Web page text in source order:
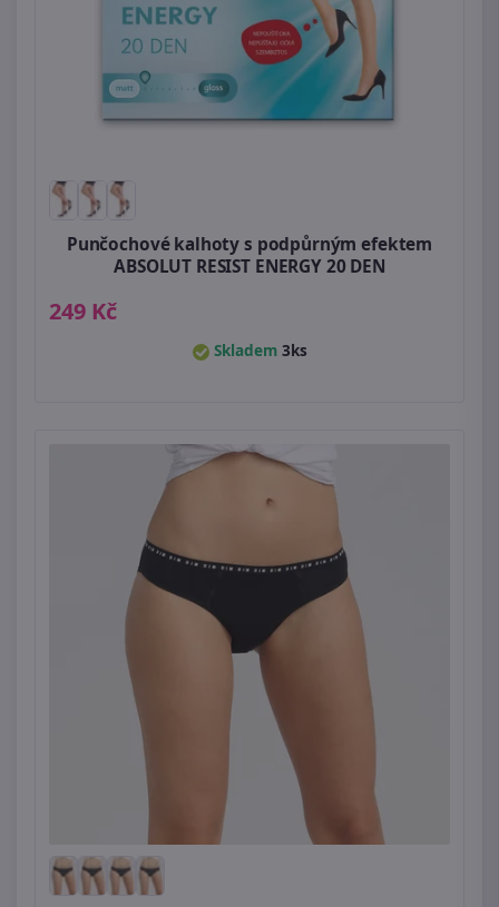
Punčochové kalhoty s podpůrným efektem
ABSOLUT RESIST ENERGY 20 DEN
249 Kč
Skladem 3ks